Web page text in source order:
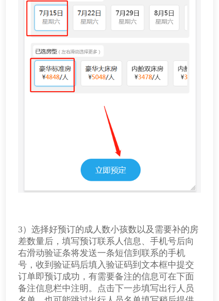
3） 选择好预订的成人数小孩数以及需要补的房
差数量后， 填写预订联系人信息、手机号后向
右滑动验证条将发送一条短信到联系的手机
号，收到验证码后填入验证码到文本框中提交
订单即预订成功，有需要备注的信息可在下面
备注信息栏中注明。
点击下一步填写出行人员